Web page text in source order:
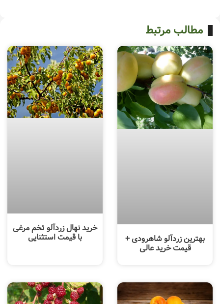
مطالب مرتبط
بهترین زردآلو شاهرودی +
قیمت خرید عالی
خرید نهال زردآلو تخم مرغی
با قیمت استثنایی